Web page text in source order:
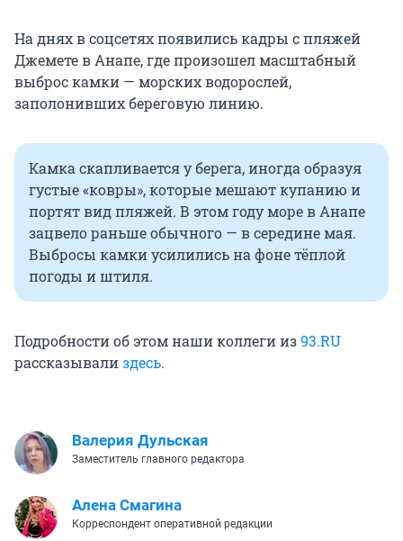
На днях в соцсетях появились кадры с пляжей
Джемете в Анапе, где произошел масштабный
выброс камки — морских водорослей,
заполонивших береговую линию.
Камка скапливается у берега, иногда образуя
густые «ковры», которые мешают купанию и
портят вид пляжей. В этом году море в Анапе
зацвело раньше обычного — в середине мая.
Выбросы камки усилились на фоне тёплой
погоды и штиля.
Подробности об этом наши коллеги из93.RU
рассказывализдесь.
Валерия Дульская
Заместитель главного редактора
Алена Смагина
Корреспондент оперативной редакции